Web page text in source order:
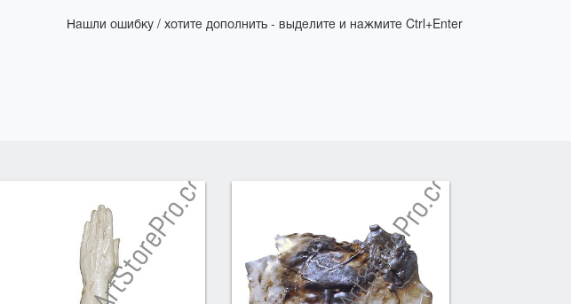
Нашли ошибку / хотите дополнить - выделите и нажмите Ctrl+Enter